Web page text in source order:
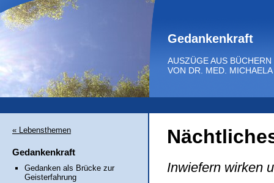
Gedankenkraft
AUSZÜGE AUS
VON DR. MED.
Inwiefern wirken
« Lebensthemen
Gedankenkraft
Gedanken als Brücke zur
Geisterfahrung